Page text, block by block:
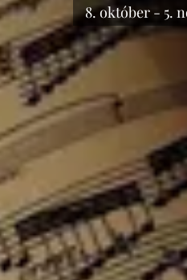
8. október - 5.